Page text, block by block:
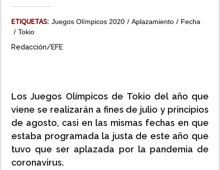
ETIQUETAS: Juegos Olímpicos 2020 Aplazamiento
Fecha
Tokio
Redacción/EFE
Los Juegos Olímpicos de Tokio del año que
viene se realizarán a fines de julio y principios
de agosto, casi en las mismas fechas en que
estaba programada la justa de este año que
tuvo que ser aplazada por la pandemia de
coronavirus.